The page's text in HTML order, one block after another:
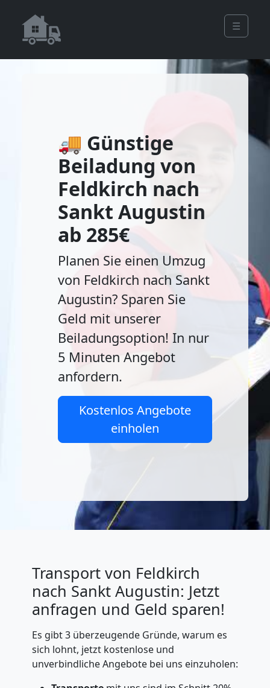
☰
🚚 Günstige
Beiladung von
Feldkirch nach
Sankt Augustin
ab 285€
Planen Sie einen Umzug
von Feldkirch nach Sankt
Augustin? Sparen Sie
Geld mit unserer
Beiladungsoption! In nur
5 Minuten Angebot
anfordern.
Kostenlos Angebote
einholen
Transport von Feldkirch
nach Sankt Augustin: Jetzt
anfragen und Geld sparen!
Es gibt 3 überzeugende Gründe, warum es
sich lohnt, jetzt kostenlose und
unverbindliche Angebote bei uns einzuholen: